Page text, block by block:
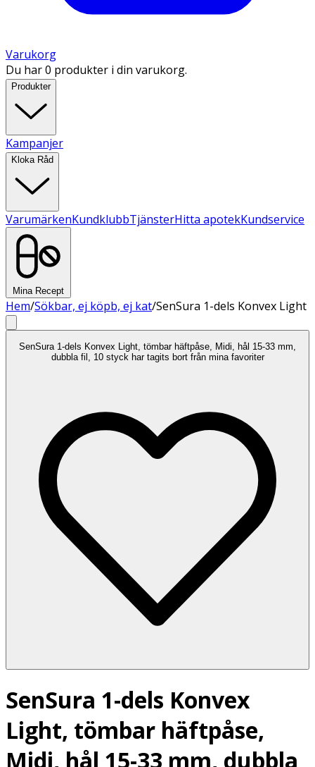
Varukorg
Du har 0 produkter i din varukorg.
Produkter
Kampanjer
Kloka Råd
VarumärkenKundklubbTjänsterHitta apotekKundservice
Mina Recept
Hem/Sökbar, ej köpb, ej kat/SenSura 1-dels Konvex Light
SenSura 1-dels Konvex Light, tömbar häftpåse, Midi, hål 15-33 mm,
dubbla fil, 10 styck har tagits bort från mina favoriter
SenSura 1-dels Konvex
Light, tömbar häftpåse,
Midi, hål 15-33 mm, dubbla